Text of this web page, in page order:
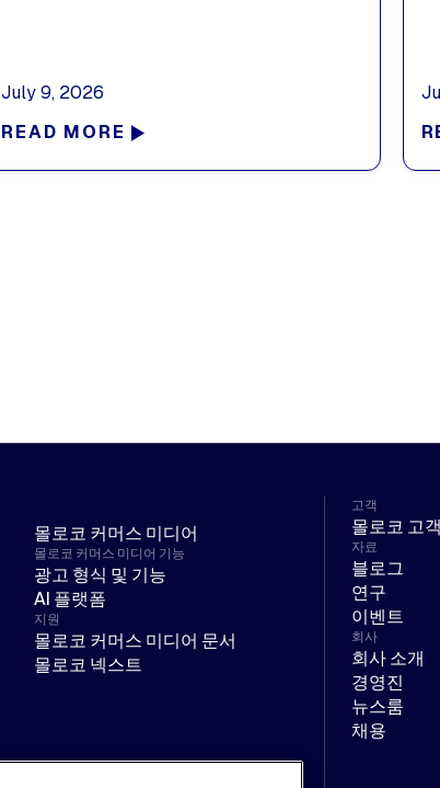
July 9, 2026
READ MORE
몰로코 커머스 미디어
몰로코 커머스 미디어 기능
광고 형식 및 기능
AI 플랫폼
지원
몰로코 커머스 미디어 문서
몰로코 넥스트
고객
몰로코 고객
자료
블로그
연구
이벤트
회사
회사 소개
경영진
뉴스룸
채용